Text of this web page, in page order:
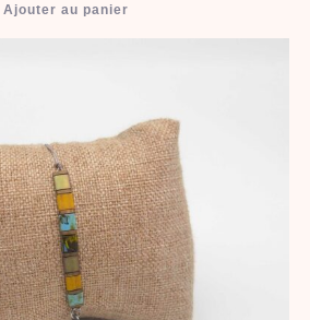
Ajouter au panier